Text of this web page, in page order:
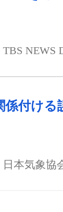
TBS NEWS
係付ける
日本気象協